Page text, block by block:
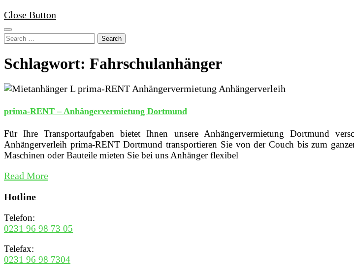
Close Button
Search
Schlagwort: Fahrschulanhänger
prima-RENT – Anhängervermietung Dortmund
Für Ihre Transportaufgaben bietet Ihnen unsere Anhängervermietung Dortmund
Anhängerverleih prima-RENT Dortmund transportieren Sie von der Couch bis zum
Maschinen oder Bauteile mieten Sie bei uns Anhänger flexibel
Read More
Hotline
Telefon:
0231 96 98 73 05
Telefax:
0231 96 98 7304